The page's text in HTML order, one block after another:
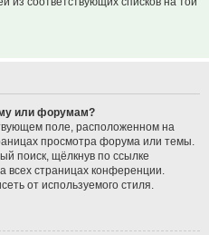
или форумам?
поле, расположенном на
просмотра форума или темы.
поиск, щёлкнув по ссылке
страницах конференции.
от используемого стиля.